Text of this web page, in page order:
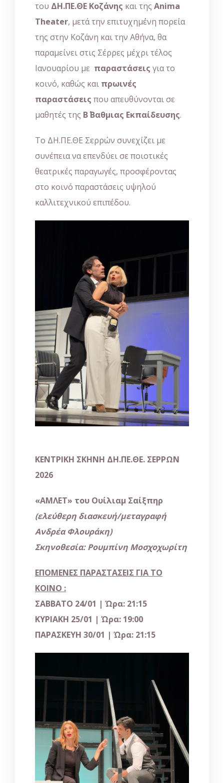
του ΔΗ.ΠΕ.ΘΕ Κοζάνης και της Anima
Theater, μετά την επιτυχημένη πορεία
της στην Κοζάνη και την Αθήνα, θα
παραμείνει στις Σέρρες μέχρι τέλος
Ιανουαρίου με παραστάσεις για το
κοινό, καθώς και πρωινές
παραστάσεις που απευθύνονται σε
μαθητές της Β΄ Βαθμιας Εκπαίδευσης.
Το ΔΗ.ΠΕ.ΘΕ Σερρών συνεχίζει με
συνέπεια να επενδύει σε ποιοτικές
θεατρικές παραγωγές, προσφέροντας
στο κοινό παραστάσεις υψηλού
καλλιτεχνικού επιπέδου.
ΚΕΝΤΡΙΚΗ ΣΚΗΝΗ ΔΗ.ΠΕ.ΘΕ. ΣΕΡΡΩΝ
2026
«ΑΜΛΕΤ» του Ουίλιαμ Σαίξπηρ
(ελεύθερη διασκευή/μεταγραφή
Ανδρέα Φλουράκη)
Σκηνοθεσία: Ρουμπίνη Μοσχοχωρίτη
ΕΠΟΜΕΝΕΣ ΠΑΡΑΣΤΑΣΕΙΣ ΓΙΑ ΤΟ
ΚΟΙΝΟ :
ΣΑΒΒΑΤΟ 24/01 | Ώρα: 21:15
ΚΥΡΙΑΚΗ 25/01 | Ώρα: 19:00
ΠΑΡΑΣΚΕΥΗ 30/01 | Ώρα: 21:15